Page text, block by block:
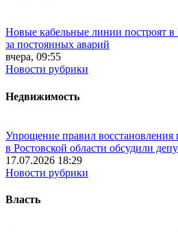
Новые кабельные линии построят в
за постоянных аварий
вчера, 09:55
Новости рубрики
Недвижимость
Упрощение правил восстановления
в Ростовской области обсудили
17.07.2026 18:29
Новости рубрики
Власть